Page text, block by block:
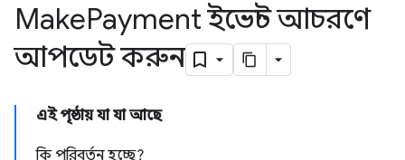
MakePayment ইভেন্ট আচরণে
আপডেট করুন
এই পৃষ্ঠায় যা যা আছে
কি পরিবর্তন হচ্ছে?